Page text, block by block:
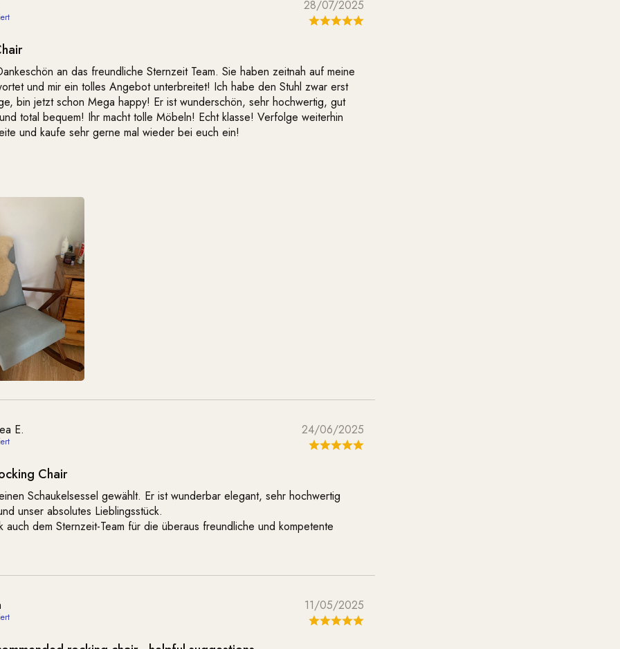
28/07/2025
an das freundliche Sternzeit Team. Sie haben zeitnah auf meine
und mir ein tolles Angebot unterbreitet! Ich habe den Stuhl zwar erst
bin jetzt schon Mega happy! Er ist wunderschön, sehr hochwertig, gut
total bequem! Ihr macht tolle Möbeln! Echt klasse! Verfolge weiterhin
und kaufe sehr gerne mal wieder bei euch ein!
24/06/2025
E.
Chair
Schaukelsessel gewählt. Er ist wunderbar elegant, sehr hochwertig
unser absolutes Lieblingsstück.
auch dem Sternzeit-Team für die überaus freundliche und kompetente
11/05/2025